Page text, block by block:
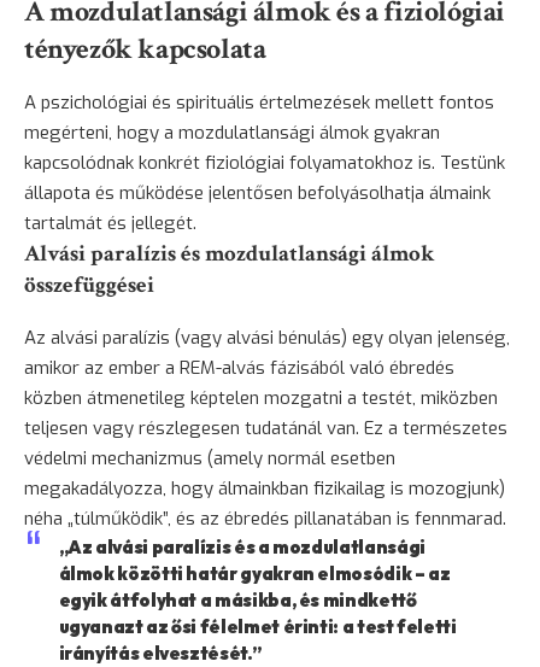
A mozdulatlansági álmok és a fiziológiai
tényezők kapcsolata
A pszichológiai és spirituális értelmezések mellett fontos
megérteni, hogy a mozdulatlansági álmok gyakran
kapcsolódnak konkrét fiziológiai folyamatokhoz is. Testünk
állapota és működése jelentősen befolyásolhatja álmaink
tartalmát és jellegét.
Alvási paralízis és mozdulatlansági álmok
összefüggései
Az alvási paralízis (vagy alvási bénulás) egy olyan jelenség,
amikor az ember a REM-alvás fázisából való ébredés
közben átmenetileg képtelen mozgatni a testét, miközben
teljesen vagy részlegesen tudatánál van. Ez a természetes
védelmi mechanizmus (amely normál esetben
megakadályozza, hogy álmainkban fizikailag is mozogjunk)
néha „túlműködik”, és az ébredés pillanatában is fennmarad.
„Az alvási paralízis és a mozdulatlansági
álmok közötti határ gyakran elmosódik – az
egyik átfolyhat a másikba, és mindkettő
ugyanazt az ősi félelmet érinti: a test feletti
irányítás elvesztését.”